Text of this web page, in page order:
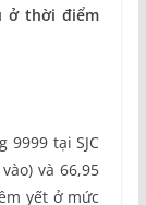
ở thời điểm
9999 tại SJC
và 66,95
yết ở mức